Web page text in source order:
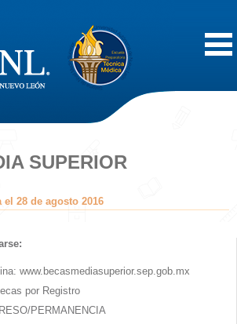
de
Educativa
SUPERIOR
28 de agosto 2016
www.becasmediasuperior.sep.gob.mx
por Registro
PERMANENCIA